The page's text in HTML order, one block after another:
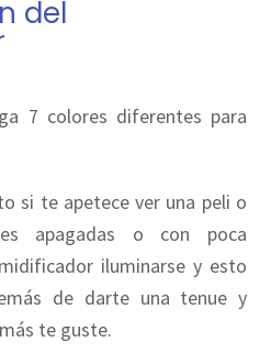
del
7 colores diferentes para
si te apetece ver una peli o
apagadas o con poca
iluminarse y esto
de darte una tenue y
te guste.